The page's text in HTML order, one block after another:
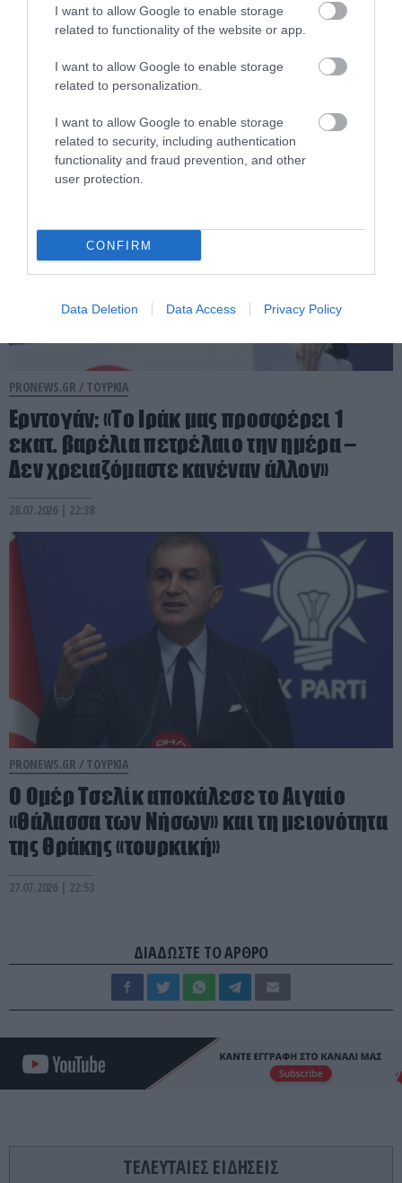
I want to allow Google to enable storage
related to functionality of the website or app.
I want to allow Google to enable storage
related to personalization.
I want to allow Google to enable storage
related to security, including authentication
functionality and fraud prevention, and other
user protection.
CONFIRM
Data Deletion Data Access Privacy Policy
Η Τουρκία «τρέχει» το UCAV Kizilelma:
Μετά τις βολές πυραύλων αέρος-αέρος,
βολές βομβών από τις εσωτερικές
αποθήκες
30.07.2026 | 23:24
PRONEWS.GR / ΤΟΥΡΚΙΑ
Ερντογάν: «Το Ιράκ μας προσφέρει 1
εκατ. βαρέλια πετρέλαιο την ημέρα –
Δεν χρειαζόμαστε κανέναν άλλον»
28.07.2026 | 22:38
PRONEWS.GR / ΤΟΥΡΚΙΑ
Ο Ομέρ Τσελίκ αποκάλεσε το Αιγαίο
«Θάλασσα των Νήσων» και τη μειονότητα
της Θράκης «τουρκική»
27.07.2026 | 22:53
ΔΙΑΔΩΣΤΕ ΤΟ ΑΡΘΡΟ
ΤΕΛΕΥΤΑΙΕΣ ΕΙΔΗΣΕΙΣ